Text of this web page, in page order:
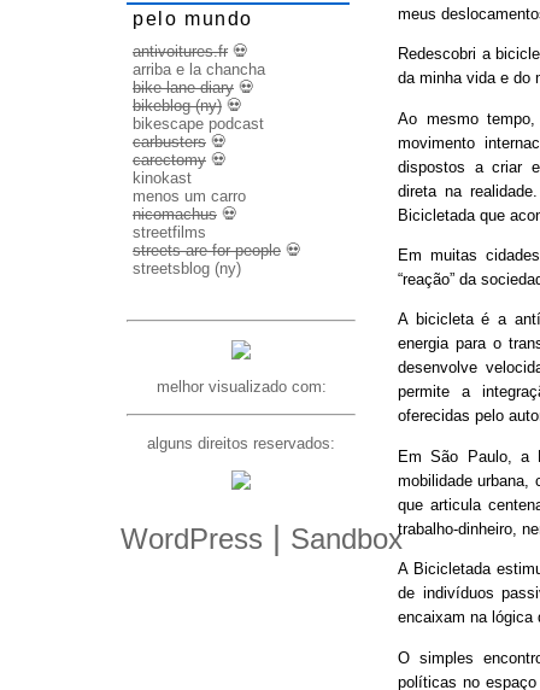
meus
Redescobri a
da minha vida e do
Ao mesmo
movimento
dispostos a criar
direta na
Bicicletada que
Em muitas
“reação” da
A bicicleta é a
energia para o
desenvolve
permite a
oferecidas pelo
Em São Paulo, a
mobilidade urbana,
que articula
trabalho-dinheiro,
A Bicicletada
de indivíduos
encaixam na lógica
O simples
políticas no
pelo mundo
antivoitures.fr 💀
arriba e la chancha
bike lane diary 💀
bikeblog (ny) 💀
bikescape podcast
carbusters 💀
carectomy 💀
kinokast
menos um carro
nicomachus 💀
streetfilms
streets are for people 💀
streetsblog (ny)
melhor visualizado com:
alguns direitos reservados:
WordPress Sandbox